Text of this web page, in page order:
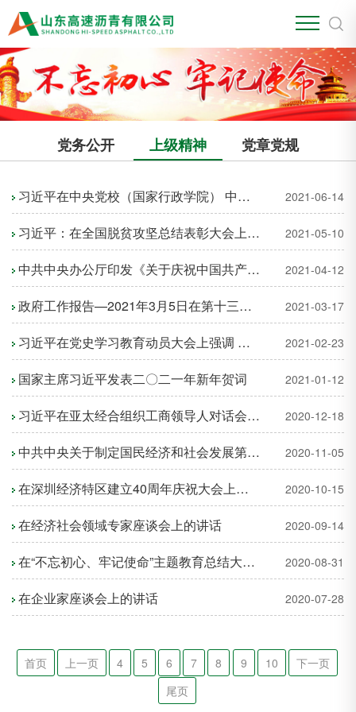
党务公开 上级精神 党章党规
习近平在中央党校（国家行政学院） 中青年干部培训班开班式上发表重要讲话 2021-06-14
习近平：在全国脱贫攻坚总结表彰大会上的讲话 2021-05-10
中共中央办公厅印发《关于庆祝中国共产党成立100周年组织开展“永远跟党走”群众性主题宣传教育活动的通知》 2021-04-12
政府工作报告—2021年3月5日在第十三届全国人民代表大会第四次会议上 2021-03-17
习近平在党史学习教育动员大会上强调 学党史悟思想办实事开新局 以优异成绩迎接建党一百周年 2021-02-23
国家主席习近平发表二〇二一年新年贺词 2021-01-12
习近平在亚太经合组织工商领导人对话会上的主旨演讲 2020-12-18
中共中央关于制定国民经济和社会发展第十四个五年规划和二〇三五年远景目标的建议 2020-11-05
在深圳经济特区建立40周年庆祝大会上的讲话 2020-10-15
在经济社会领域专家座谈会上的讲话 2020-09-14
在“不忘初心、牢记使命”主题教育总结大会上的讲话 2020-08-31
在企业家座谈会上的讲话 2020-07-28
首页 上一页 4 5 6 7 8 9 10
下一页
尾页